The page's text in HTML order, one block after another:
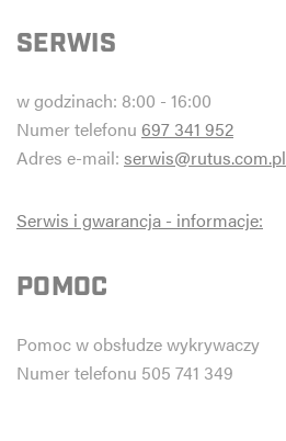
SERWIS
w godzinach: 8:00 - 16:00
Numer telefonu 697 341 952
Adres e-mail: serwis@rutus.com.pl
Serwis i gwarancja - informacje:
POMOC
Pomoc w obsłudze wykrywaczy
Numer telefonu 505 741 349